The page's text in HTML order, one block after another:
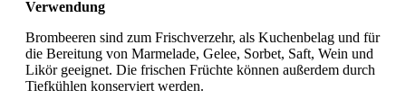
Verwendung
Brombeeren sind zum Frischverzehr, als Kuchenbelag und für
die Bereitung von Marmelade, Gelee, Sorbet, Saft, Wein und
Likör geeignet. Die frischen Früchte können außerdem durch
Tiefkühlen konserviert werden.